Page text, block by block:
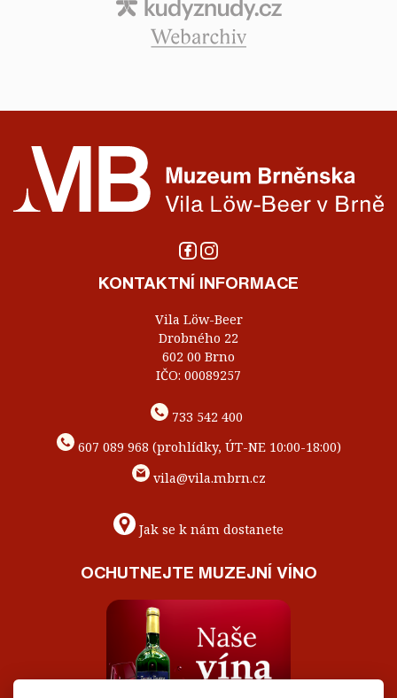
KONTAKTNÍ INFORMACE
Vila Löw-Beer
Drobného 22
602 00 Brno
IČO: 00089257
733 542 400
607 089 968 (prohlídky, ÚT-NE 10:00-18:00)
vila@vila.mbrn.cz
Jak se k nám dostanete
OCHUTNEJTE MUZEJNÍ VÍNO